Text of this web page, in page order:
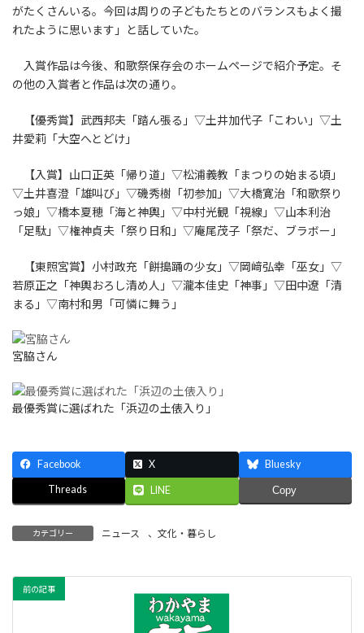
がたくさんいる。今回は周りの子どもたちとのバランスもよく撮
れたように思います」と話していた。
入賞作品は今後、和歌祭保存会のホームページで紹介予定。そ
の他の入賞者と作品は次の通り。
【優秀賞】武西邦夫「踏ん張る」▽土井加代子「こわい」▽土
井愛莉「大空へとどけ」
【入賞】山口正英「帰り道」▽松浦義教「まつりの始まる頃」
▽土井喜澄「雄叫び」▽磯秀樹「初参加」▽大橋寛治「和歌祭り
っ娘」▽橋本夏穂「海と神輿」▽中村光観「視線」▽山本利治
「足駄」▽権神貞夫「祭り日和」▽庵尾茂子「祭だ、ブラボー」
【東照宮賞】小村政充「餅搗踊の少女」▽岡﨑弘幸「巫女」▽
若原正之「神輿おろし清め人」▽瀧本佳史「神事」▽田中遼「清
まる」▽南村和男「可憐に舞う」
宮脇さん
最優秀賞に選ばれた「浜辺の土俵入り」
Facebook X Bluesky
Threads LINE Copy
カテゴリー ニュース 、 文化・暮らし
前の記事